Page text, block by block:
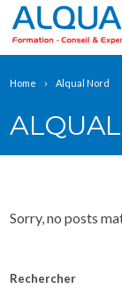
Home Alqual Nord
Sorry, no posts
Rechercher